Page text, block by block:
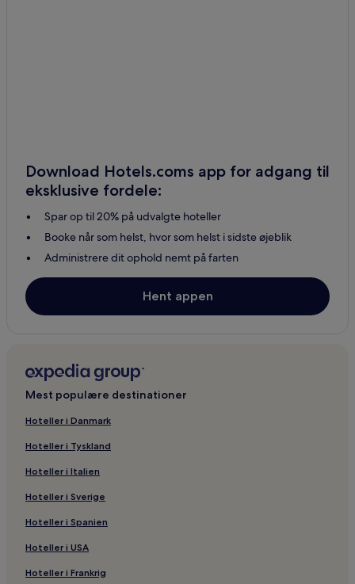
Forretningshoteller i Bruxelles
Boutique-Hoteller i Bruxelles
Hoteller i Bruxelles
Golfhoteller i Bruxelles
Download Hotels.coms app for adgang til
eksklusive fordele:
Spar op til 20% på udvalgte hoteller
Booke når som helst, hvor som helst i sidste øjeblik
Administrere dit ophold nemt på farten
Hent appen
Mest populære destinationer
Hoteller i Danmark
Hoteller i Tyskland
Hoteller i Italien
Hoteller i Sverige
Hoteller i Spanien
Hoteller i USA
Hoteller i Frankrig